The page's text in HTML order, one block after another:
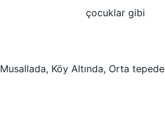
çocuklar gibi
Musallada, Köy Altında, Orta tepede